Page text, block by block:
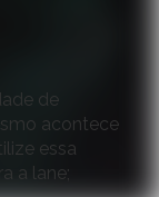
de
acontece
essa
a lane;